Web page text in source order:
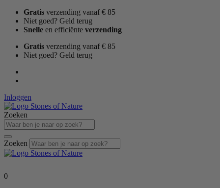
naar
Gratis verzending vanaf € 85
Niet goed? Geld terug
Snelle en efficiënte verzending
Gratis verzending vanaf € 85
Niet goed? Geld terug
Inloggen
Zoeken
Zoeken
0